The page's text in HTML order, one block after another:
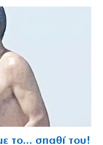
το… σπαθί του!